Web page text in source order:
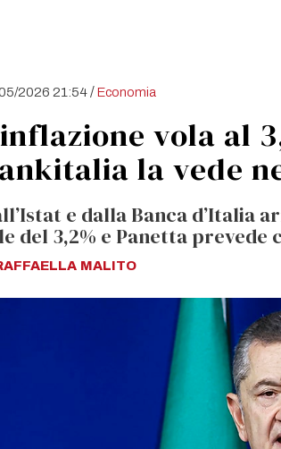
2026 21:54/Economia
vola al
la vede
e dalla Banca d’Italia
del 3,2% e Panetta
MALITO